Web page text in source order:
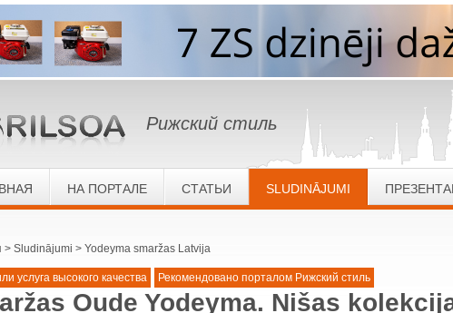
Рижский стиль
НА ПОРТАЛЕ СТАТЬИ SLUDINĀJUMI
Sludinājumi Yodeyma smaržas Latvija
услуга высокого качества Рекомендовано порталом Рижский стиль
Oude Yodeyma. Nišas